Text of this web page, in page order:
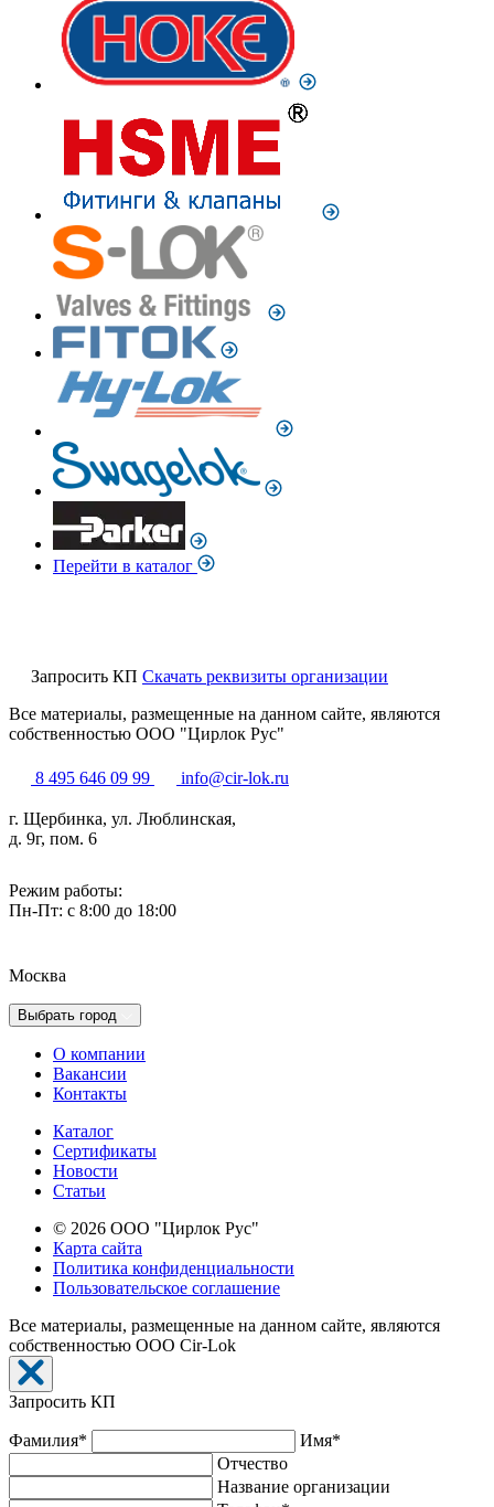
Перейти в каталог
Запросить КП Скачать реквизиты организации
Все материалы, размещенные на данном сайте, являются
собственностью ООО "Цирлок Рус"
8 495 646 09 99 info@cir-lok.ru
г. Щербинка, ул. Люблинская,
д. 9г, пом. 6
Режим работы:
Пн-Пт: с 8:00 до 18:00
Москва
Выбрать город
О компании
Вакансии
Контакты
Каталог
Сертификаты
Новости
Cтатьи
© 2026 ООО "Цирлок Рус"
Карта сайта
Политика конфиденциальности
Пользовательское соглашение
Все материалы, размещенные на данном сайте, являются
собственностью ООО Cir-Lok
Запросить КП
Фамилия*
Имя*
Отчество
Название организации